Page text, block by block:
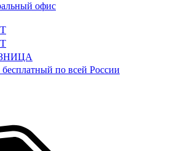
офис
по всей России